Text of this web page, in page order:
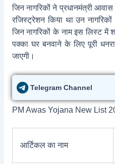
जिन नागरिकों ने प्रधानमंत्री
रजिस्ट्रेशन किया था उन
जिन नागरिकों के नाम इस लिस्ट में
पक्का घर बनवाने के लिए पूरी
जाएगी।
Telegram Channel
PM Awas Yojana New List
आर्टिकल का नाम